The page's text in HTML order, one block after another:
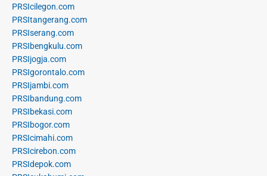
PRSIcilegon.com
PRSItangerang.com
PRSIserang.com
PRSIbengkulu.com
PRSIjogja.com
PRSIgorontalo.com
PRSIjambi.com
PRSIbandung.com
PRSIbekasi.com
PRSIbogor.com
PRSIcimahi.com
PRSIcirebon.com
PRSIdepok.com